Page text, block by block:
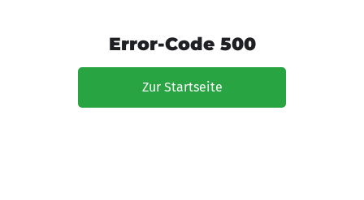
Error-Code 500
Zur Startseite